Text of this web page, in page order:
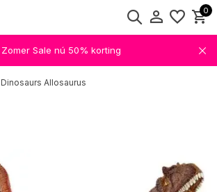
0
Zomer Sale nú 50% korting
Dinosaurs Allosaurus